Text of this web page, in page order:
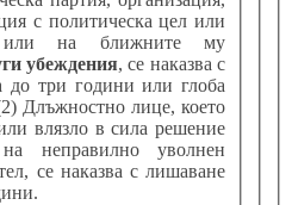
с политическа цел или
или на ближните му
убеждения, се наказва с
до три години или глоба
Длъжностно лице, което
влязло в сила решение
на неправилно уволнен
се наказва с лишаване